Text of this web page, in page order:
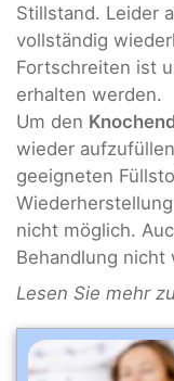
Stillstand. Leider
vollständig
Fortschreiten ist
erhalten werden.
Um den
wieder
geeigneten
nicht möglich.
Behandlung nicht
Lesen Sie mehr